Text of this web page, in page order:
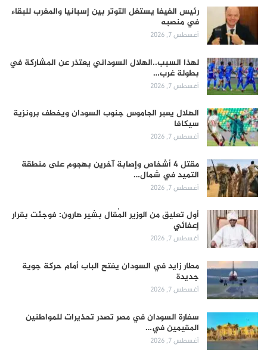
رئيس الفيفا يستغل التوتر بين إسبانيا والمغرب للبقاء
في منصبه
أغسطس 7, 2026
لهذا السبب..الهلال السوداني يعتذر عن المشاركة في
بطولة غرب…
أغسطس 7, 2026
الهلال يعبر الجاموس جنوب السودان ويخطف برونزية
سيكافا
أغسطس 7, 2026
مقتل 4 أشخاص وإصابة آخرين بهجوم على منطقة
التميد في شمال…
أغسطس 7, 2026
أول تعليق من الوزير المُقال بشير هارون: فوجئت بقرار
إعفائي
أغسطس 7, 2026
مطار زايد في السودان يفتح الباب أمام حركة جوية
جديدة
أغسطس 7, 2026
سفارة السودان في مصر تصدر تحذيرات للمواطنين
المقيمين في…
أغسطس 7, 2026